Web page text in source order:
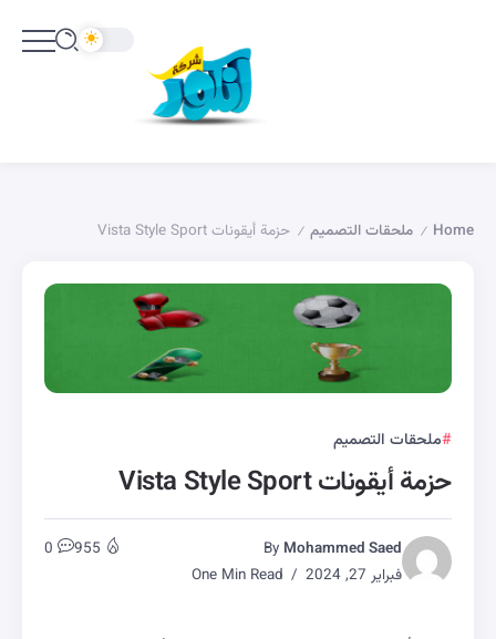
Home
/ ملحقات التصميم / حزمة أيقونات Vista Style Sport
ملحقات التصميم
حزمة أيقونات Vista Style Sport
By Mohammed Saed
فبراير 27, 2024
955
0